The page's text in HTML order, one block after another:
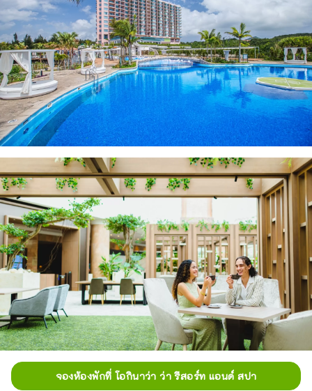
จองห้องพักที่ โอกินาว่า ว่า รีสอร์ท แอนด์ สปา